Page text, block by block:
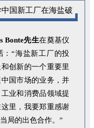
Bonte先生在奠基仪
：“海盐新工厂的投
创新的一个重要里
国市场的业务，并
业和消费品领域提
里，我要郑重感谢
局的出色合作。”